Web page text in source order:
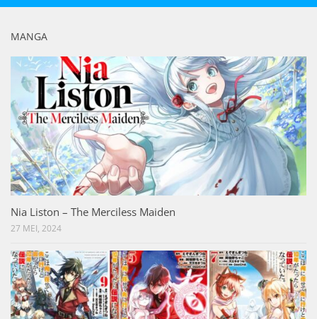
MANGA
Nia Liston – The Merciless Maiden
27 MEI, 2024